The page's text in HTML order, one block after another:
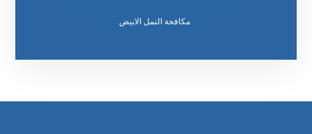
مكافحة النمل الابيض